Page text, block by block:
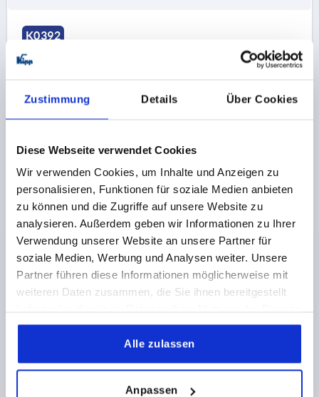
Zustimmung Details Über Cookies
Diese Webseite verwendet Cookies
Wir verwenden Cookies, um Inhalte und Anzeigen zu
personalisieren, Funktionen für soziale Medien anbieten
zu können und die Zugriffe auf unsere Website zu
analysieren. Außerdem geben wir Informationen zu Ihrer
Verwendung unserer Website an unsere Partner für
soziale Medien, Werbung und Analysen weiter. Unsere
Partner führen diese Informationen möglicherweise mit
weiteren Daten zusammen, die Sie ihnen bereitgestellt
gesammelt haben.
Alle zulassen
Anpassen
K0392
DRUCKSTÜCK D1=40, FORM:S, STAHL, KOMP:STAHL
T1=8
FÜR GEWINDESTIFTE MIT DRUCKZAPFEN DIN 6332=M20
Bestellnummer: K0392.20
6,21 CHF
DETAILS